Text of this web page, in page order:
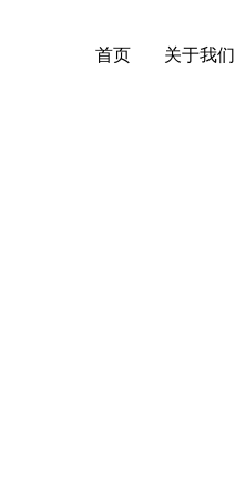
首页 关于我们